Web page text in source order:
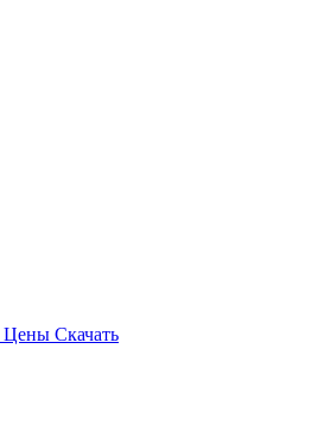
Цены Скачать